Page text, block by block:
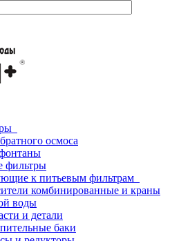
осмоса
фильтры
к питьевым фильтрам
комбинированные и краны
воды
и детали
баки